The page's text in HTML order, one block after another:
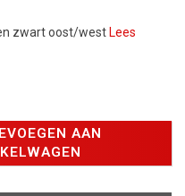
zwart oost/west Lees
AAN